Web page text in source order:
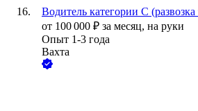
Водитель категории С (развозка
от 100 000 ₽ за месяц, на руки
Опыт 1-3 года
Вахта